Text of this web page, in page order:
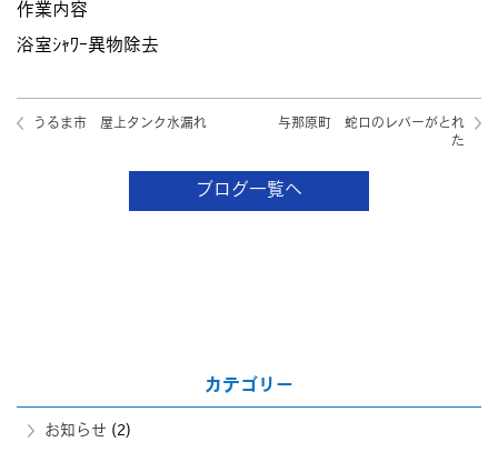
作業内容
浴室ｼｬﾜｰ異物除去
うるま市 屋上タンク水漏れ
与那原町 蛇口のレバーがとれ
た
ブログ一覧へ
カテゴリー
お知らせ (2)